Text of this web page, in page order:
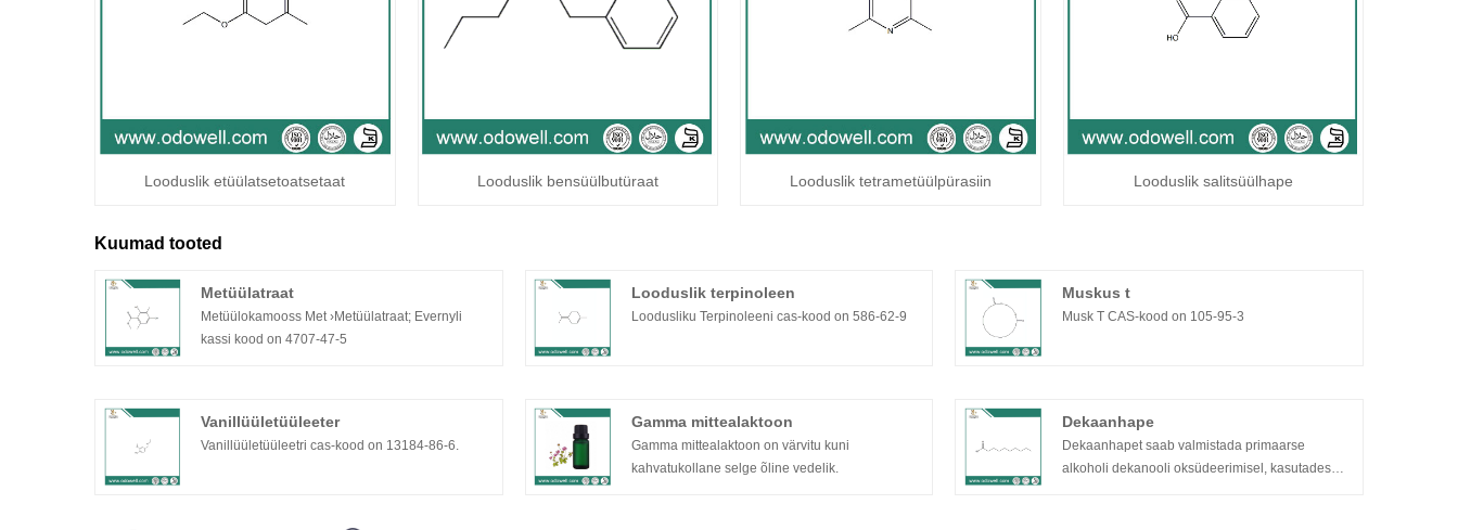
Looduslik etüülatsetoatsetaat Looduslik bensüülbutüraat Looduslik tetrametüülpürasiin Looduslik salitsüülhape
Kuumad tooted
Metüülatraat
Metüülokamooss Met ›Metüülatraat; Evernyli
kassi kood on 4707-47-5
Looduslik terpinoleen
Loodusliku Terpinoleeni cas-kood on 586-62-9
Muskus t
Musk T CAS-kood on 105-95-3
Vanillüületüüleeter
Vanillüületüüleetri cas-kood on 13184-86-6.
Gamma mittealaktoon
Gamma mittealaktoon on värvitu kuni
kahvatukollane selge õline vedelik.
Dekaanhape
Dekaanhapet saab valmistada primaarse
alkoholi dekanooli oksüdeerimisel, kasutades